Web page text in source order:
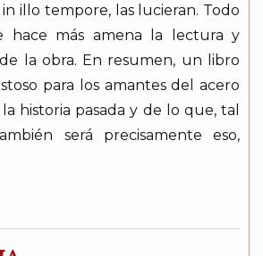
illo tempore, las lucieran. Todo
hace más amena la lectura y
la obra. En resumen, un libro
para los amantes del acero
historia pasada y de lo que, tal
será precisamente eso,